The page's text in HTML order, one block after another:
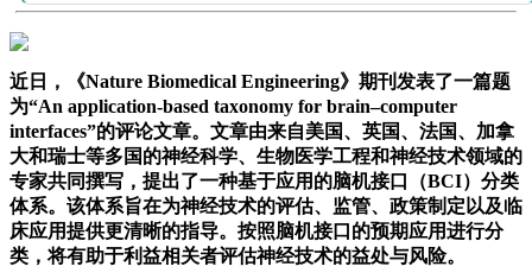
近日，《Nature Biomedical Engineering》期刊发表了一篇题
为“An application-based taxonomy for brain–computer
interfaces”的评论文章。文章由来自美国、英国、法国、加拿
大和瑞士等多国的神经科学、生物医学工程和神经技术领域的
专家共同撰写，提出了一种基于应用的脑机接口（BCI）分类
体系。该体系旨在为神经技术的评估、监管、政策制定以及临
床应用提供更清晰的指导。按照脑机接口的预期应用进行分
类，将有助于利益相关者评估神经技术的益处与风险。